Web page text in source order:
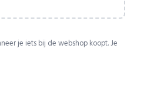
je iets bij de webshop koopt. Je